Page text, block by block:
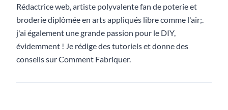
Rédactrice web, artiste polyvalente fan de poterie et
broderie diplômée en arts appliqués libre comme l'air;.
j'ai également une grande passion pour le DIY,
évidemment ! Je rédige des tutoriels et donne des
conseils sur Comment Fabriquer.